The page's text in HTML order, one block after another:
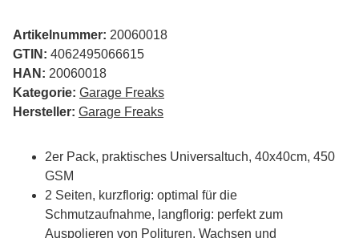
Artikelnummer: 20060018
GTIN: 4062495066615
HAN: 20060018
Kategorie: Garage Freaks
Hersteller: Garage Freaks
2er Pack, praktisches Universaltuch, 40x40cm, 450
GSM
2 Seiten, kurzflorig: optimal für die
Schmutzaufnahme, langflorig: perfekt zum
Auspolieren von Polituren, Wachsen und